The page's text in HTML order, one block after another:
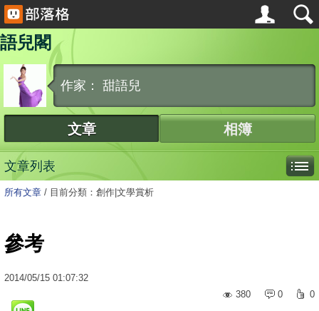
語兒閣
作家： 甜語兒
文章 相簿
文章列表
所有文章 / 目前分類：創作|文學賞析
參考
2014/05/15 01:07:32
380
0 0